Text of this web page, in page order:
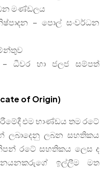
මණ්ඩලය
– පොල් සංවර්ධන
– ධීවර හා ජලජ සම්පත්
of Origin)
එම භාණ්ඩය තම රටේ
ලබාදෙනු ලබන සහතිකය
රටේ සහතිකය ලෙස ද
ඉල්ලීම මත